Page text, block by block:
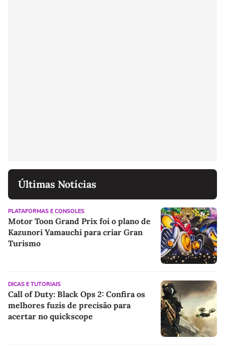
Últimas Notícias
PLATAFORMAS E CONSOLES
Motor Toon Grand Prix foi o plano de
Kazunori Yamauchi para criar Gran
Turismo
DICAS E TUTORIAIS
Call of Duty: Black Ops 2: Confira os
melhores fuzis de precisão para
acertar no quickscope